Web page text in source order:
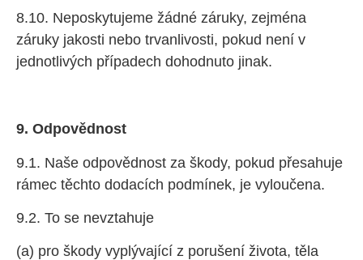
8.10. Neposkytujeme žádné záruky, zejména
záruky jakosti nebo trvanlivosti, pokud není v
jednotlivých případech dohodnuto jinak.
9. Odpovědnost
9.1. Naše odpovědnost za škody, pokud přesahuje
rámec těchto dodacích podmínek, je vyloučena.
9.2. To se nevztahuje
(a) pro škody vyplývající z porušení života, těla